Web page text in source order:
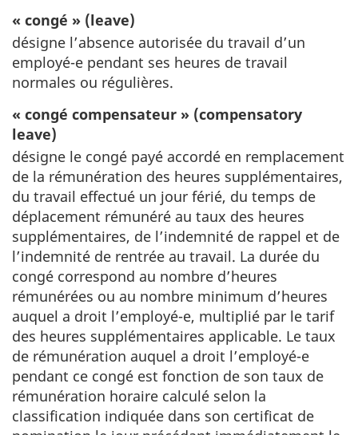
« congé » (leave)
désigne l’absence autorisée du travail d’un
employé-e pendant ses heures de travail
normales ou régulières.
« congé compensateur » (compensatory
leave)
désigne le congé payé accordé en remplacement
de la rémunération des heures supplémentaires,
du travail effectué un jour férié, du temps de
déplacement rémunéré au taux des heures
supplémentaires, de l’indemnité de rappel et de
l’indemnité de rentrée au travail. La durée du
congé correspond au nombre d’heures
rémunérées ou au nombre minimum d’heures
auquel a droit l’employé-e, multiplié par le tarif
des heures supplémentaires applicable. Le taux
de rémunération auquel a droit l’employé-e
pendant ce congé est fonction de son taux de
rémunération horaire calculé selon la
classification indiquée dans son certificat de